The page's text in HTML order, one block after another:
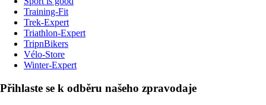
Training-Fit
Trek-Expert
Triathlon-Expert
TripnBikers
Vélo-Store
Winter-Expert
Přihlaste se k odběru našeho zpravodaje